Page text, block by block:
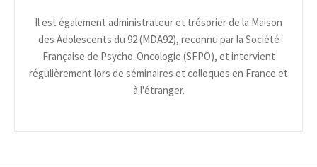
Il est également administrateur et trésorier de la Maison
des Adolescents du 92 (MDA92), reconnu par la Société
Française de Psycho-Oncologie (SFPO), et intervient
régulièrement lors de séminaires et colloques en France et
à l'étranger.